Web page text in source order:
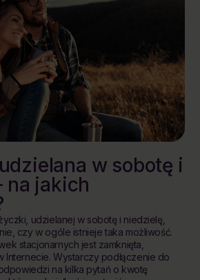
w sobotę i
na jakich
udzielanej w sobotę i niedzielę,
czy w ogóle istnieje taka możliwość.
stacjonarnych jest zamknięta,
Internecie. Wystarczy podłączenie do
na kilka pytań o kwotę